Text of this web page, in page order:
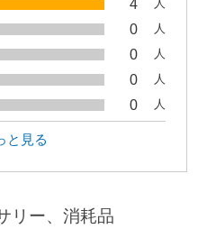
4 人
0 人
0 人
0 人
0 人
と見る
リー、消耗品